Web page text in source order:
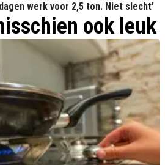
werk voor 2,5 ton. Niet slecht'
ook leuk